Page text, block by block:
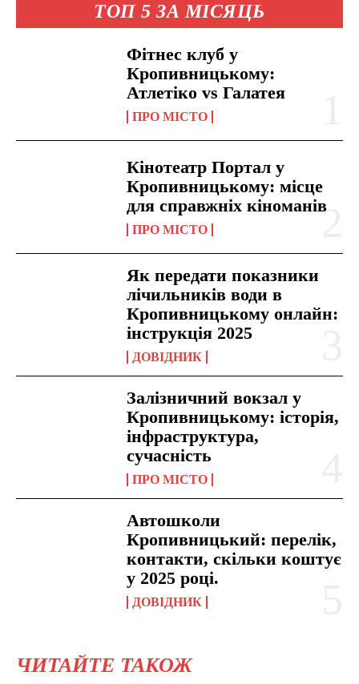
ТОП 5 ЗА МІСЯЦЬ
Фітнес клуб у
Кропивницькому:
Атлетіко vs Галатея
ПРО МІСТО
Кінотеатр Портал у
Кропивницькому: місце
для справжніх кіноманів
ПРО МІСТО
Як передати показники
лічильників води в
Кропивницькому онлайн:
інструкція 2025
ДОВІДНИК
Залізничний вокзал у
Кропивницькому: історія,
інфраструктура,
сучасність
ПРО МІСТО
Автошколи
Кропивницький: перелік,
контакти, скільки коштує
у 2025 році.
ДОВІДНИК
ЧИТАЙТЕ ТАКОЖ